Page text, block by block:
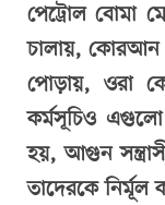
পেট্রোল বোমা
চালায়, কোরআন
পোড়ায়, ওরা
কর্মসূচিও
হয়, আগুন
তাদেরকে নির্মূল